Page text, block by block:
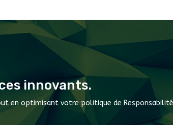
innovants.
en optimisant votre politique de